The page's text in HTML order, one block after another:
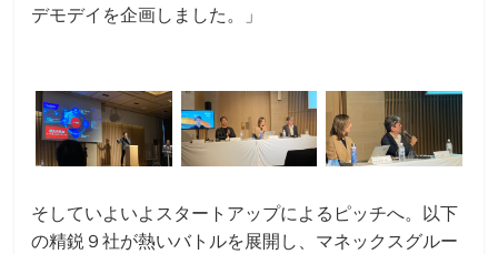
デモデイを企画しました。」
そしていよいよスタートアップによるピッチへ。以下
の精鋭９社が熱いバトルを展開し、マネックスグルー